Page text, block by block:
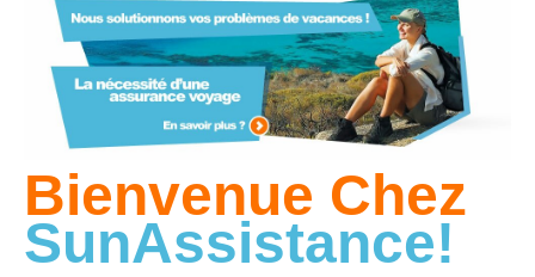
Bienvenue Chez
SunAssistance!